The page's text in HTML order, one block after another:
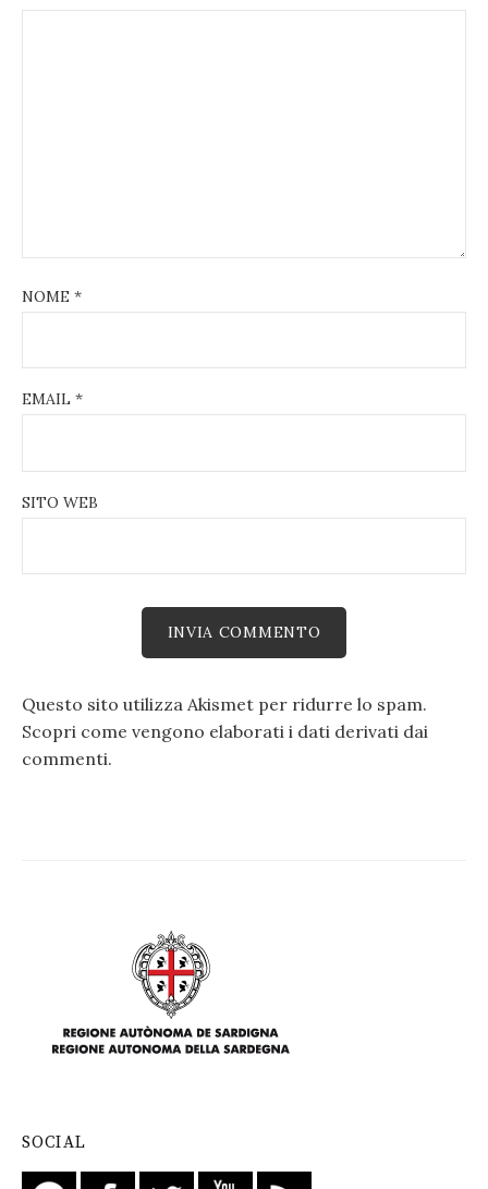
NOME *
EMAIL *
SITO WEB
Questo sito utilizza Akismet per ridurre lo spam.
Scopri come vengono elaborati i dati derivati dai
commenti.
SOCIAL